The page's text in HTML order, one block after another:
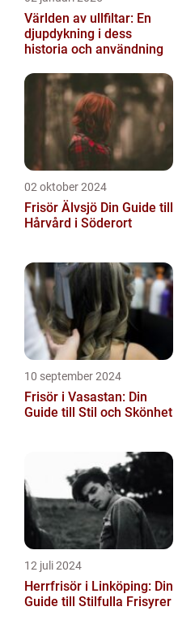
Världen av ullfiltar: En
djupdykning i dess
historia och användning
02 oktober 2024
Frisör Älvsjö Din Guide till
Hårvård i Söderort
10 september 2024
Frisör i Vasastan: Din
Guide till Stil och Skönhet
12 juli 2024
Herrfrisör i Linköping: Din
Guide till Stilfulla Frisyrer